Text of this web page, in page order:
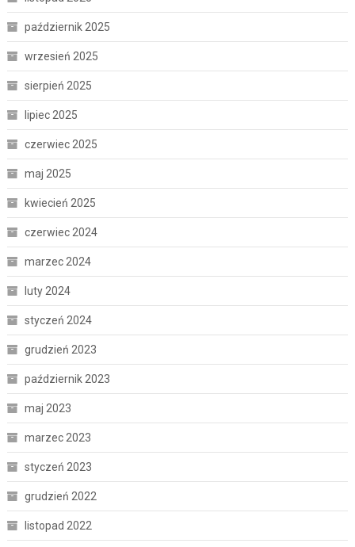
październik 2025
wrzesień 2025
sierpień 2025
lipiec 2025
czerwiec 2025
maj 2025
kwiecień 2025
czerwiec 2024
marzec 2024
luty 2024
styczeń 2024
grudzień 2023
październik 2023
maj 2023
marzec 2023
styczeń 2023
grudzień 2022
listopad 2022